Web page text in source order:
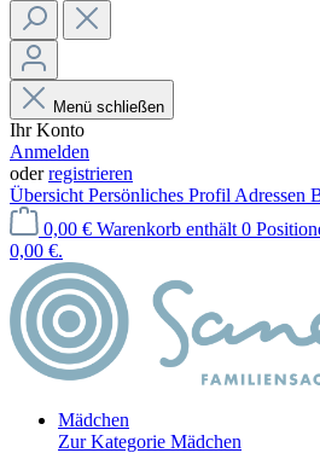
Menü schließen
Ihr Konto
Anmelden
oderregistrieren
Übersicht Persönliches Profil Adressen
0,00 € Warenkorb enthält 0
0,00 €.
Mädchen
Zur Kategorie Mädchen